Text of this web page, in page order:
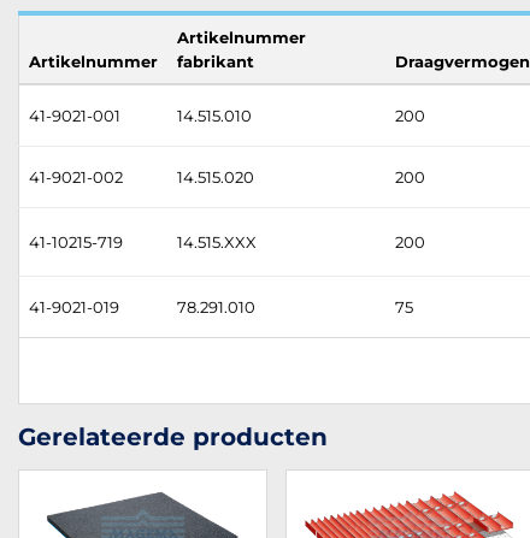
Artikelnummer
Artikelnummer
fabrikant
Draagvermogen
41-9021-001 14.515.010 200
41-9021-002 14.515.020 200
41-10215-719 14.515.XXX 200
41-9021-019 78.291.010 75
Gerelateerde producten